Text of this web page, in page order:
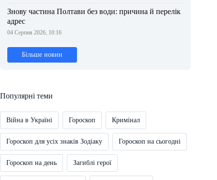
Знову частина Полтави без води: причина й перелік
адрес
04 Серпня 2026, 10:16
Більше новин
Популярні теми
Війна в Україні Гороскоп Кримінал
Гороскоп для усіх знаків Зодіаку Гороскоп на сьогодні
Гороскоп на день Загиблі герої